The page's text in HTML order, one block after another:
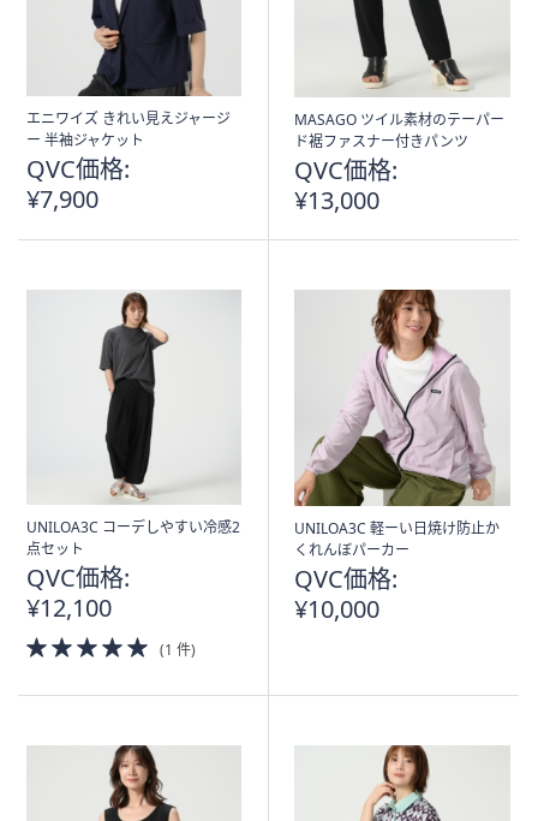
エニワイズ きれい見えジャージ
ー 半袖ジャケット
QVC価格:
¥7,900
MASAGO ツイル素材のテーパー
ド裾ファスナー付きパンツ
QVC価格:
¥13,000
UNILOA3C コーデしやすい冷感2
点セット
QVC価格:
¥12,100
5.0
of
(1 件)
UNILOA3C 軽ーい日焼け防止か
くれんぼパーカー
QVC価格:
¥10,000